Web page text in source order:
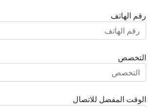
رقم الهاتف
التخصص
الوقت المفضل للاتصال